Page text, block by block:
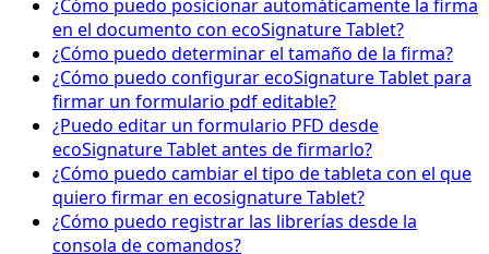
¿Cómo puedo posicionar automáticamente la firma
en el documento con ecoSignature Tablet?
¿Cómo puedo determinar el tamaño de la firma?
¿Cómo puedo configurar ecoSignature Tablet para
firmar un formulario pdf editable?
¿Puedo editar un formulario PFD desde
ecoSignature Tablet antes de firmarlo?
¿Cómo puedo cambiar el tipo de tableta con el que
quiero firmar en ecosignature Tablet?
¿Cómo puedo registrar las librerías desde la
consola de comandos?